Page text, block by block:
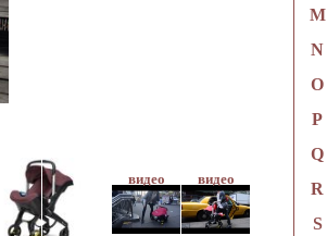
M
N
O
P
Q
R
S